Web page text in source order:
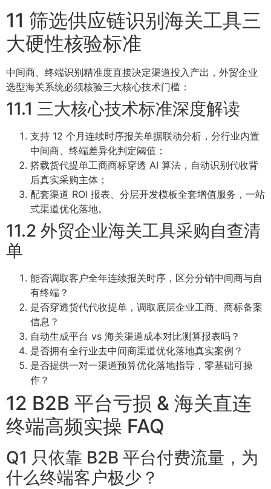
11 筛选供应链识别海关工具三
大硬性核验标准
中间商、终端识别精准度直接决定渠道投入产出，外贸企业
选型海关系统必须核验三大核心技术门槛：
11.1 三大核心技术标准深度解读
支持 12 个月连续时序报关单据联动分析，分行业内置
中间商、终端差异化判定阈值；
搭载货代提单工商商标穿透 AI 算法，自动识别代收背
后真实采购主体；
配套渠道 ROI 报表、分层开发模板全套增值服务，一站
式渠道优化落地。
11.2 外贸企业海关工具采购自查清
单
能否调取客户全年连续报关时序，区分分销中间商与自
有终端？
是否穿透货代代收提单，调取底层企业工商、商标备案
信息？
自动生成平台 vs 海关渠道成本对比测算报表吗？
是否拥有全行业去中间商渠道优化落地真实案例？
是否提供一对一渠道预算优化落地指导，零基础可操
作？
12 B2B 平台亏损 & 海关直连
终端高频实操 FAQ
Q1 只依靠 B2B 平台付费流量，为
什么终端客户极少？